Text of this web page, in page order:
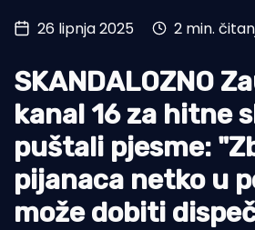
Turizam i nautika
Pomorstvo
Ribolov
Ekologija
Tradicija i kultura
26 lipnja 2025 2 min.
SKANDALOZNO
kanal 16 za hitne
puštali pjesme:
pijanaca netko u
može dobiti